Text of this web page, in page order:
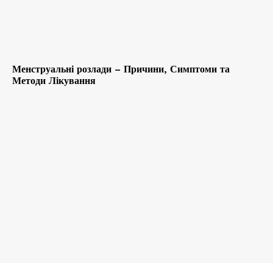
Менструальні розлади – Причини, Симптоми та
Методи Лікування